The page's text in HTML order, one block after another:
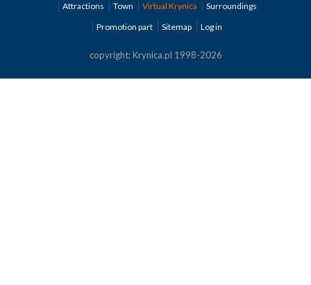
Attractions
Town Virtual Krynica
Surroundings
Promotion part
Sitemap Log in
copyright; Krynica.pl 1998-2026